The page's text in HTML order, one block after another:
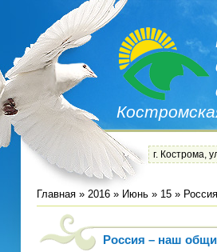
г. Кострома,
Главная » 2016 » Июнь » 15 »
Россия – наш